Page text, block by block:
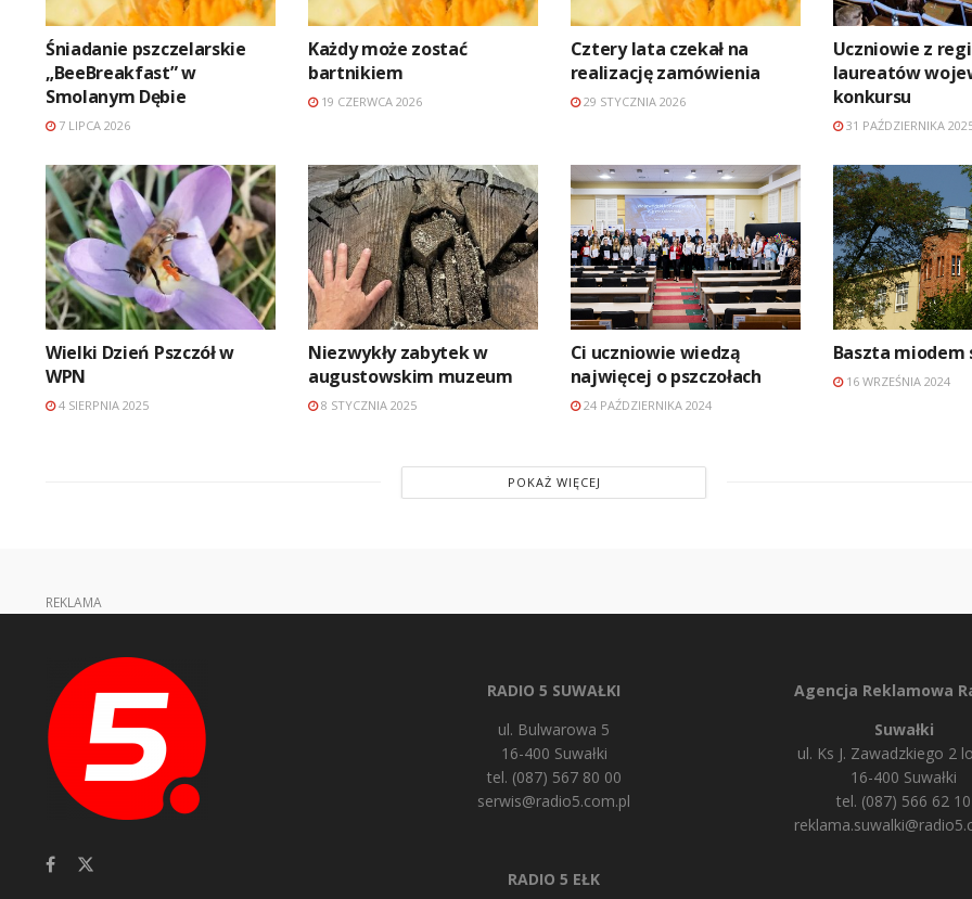
Śniadanie pszczelarskie
„BeeBreakfast” w
Smolanym Dębie
7 LIPCA 2026
Każdy może zostać
bartnikiem
19 CZERWCA 2026
Cztery lata czekał na
realizację zamówienia
29 STYCZNIA 2026
Uczniowie z
laureatów
konkursu
31 PAŹDZIERNIKA
Wielki Dzień Pszczół w
WPN
4 SIERPNIA 2025
Niezwykły zabytek w
augustowskim muzeum
8 STYCZNIA 2025
Ci uczniowie wiedzą
najwięcej o pszczołach
24 PAŹDZIERNIKA 2024
Baszta miodem
16 WRZEŚNIA 2024
POKAŻ WIĘCEJ
REKLAMA
RADIO 5 SUWAŁKI
ul. Bulwarowa 5
16-400 Suwałki
tel. (087) 567 80 00
serwis@radio5.com.pl
RADIO 5 EŁK
Agencja Reklamowa
Suwałki
ul. Ks J. Zawadzkiego 2
16-400 Suwałki
tel. (087) 566 62 10